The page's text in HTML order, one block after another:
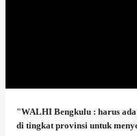
"WALHI Bengkulu : harus
di tingkat provinsi untuk